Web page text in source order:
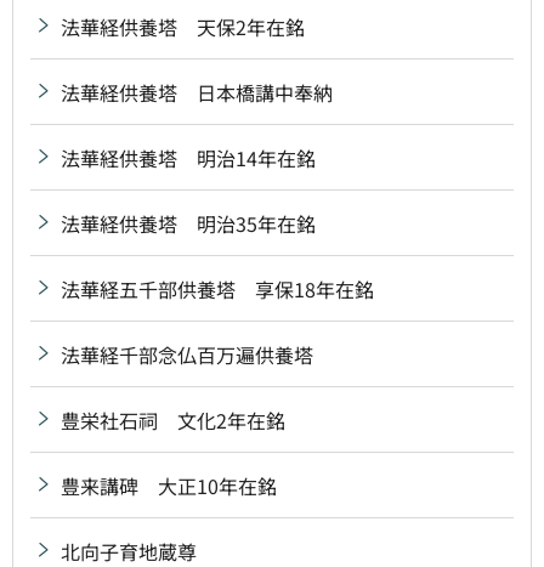
法華経供養塔 天保2年在銘
法華経供養塔 日本橋講中奉納
法華経供養塔 明治14年在銘
法華経供養塔 明治35年在銘
法華経五千部供養塔 享保18年在銘
法華経千部念仏百万遍供養塔
豊栄社石祠 文化2年在銘
豊来講碑 大正10年在銘
北向子育地蔵尊